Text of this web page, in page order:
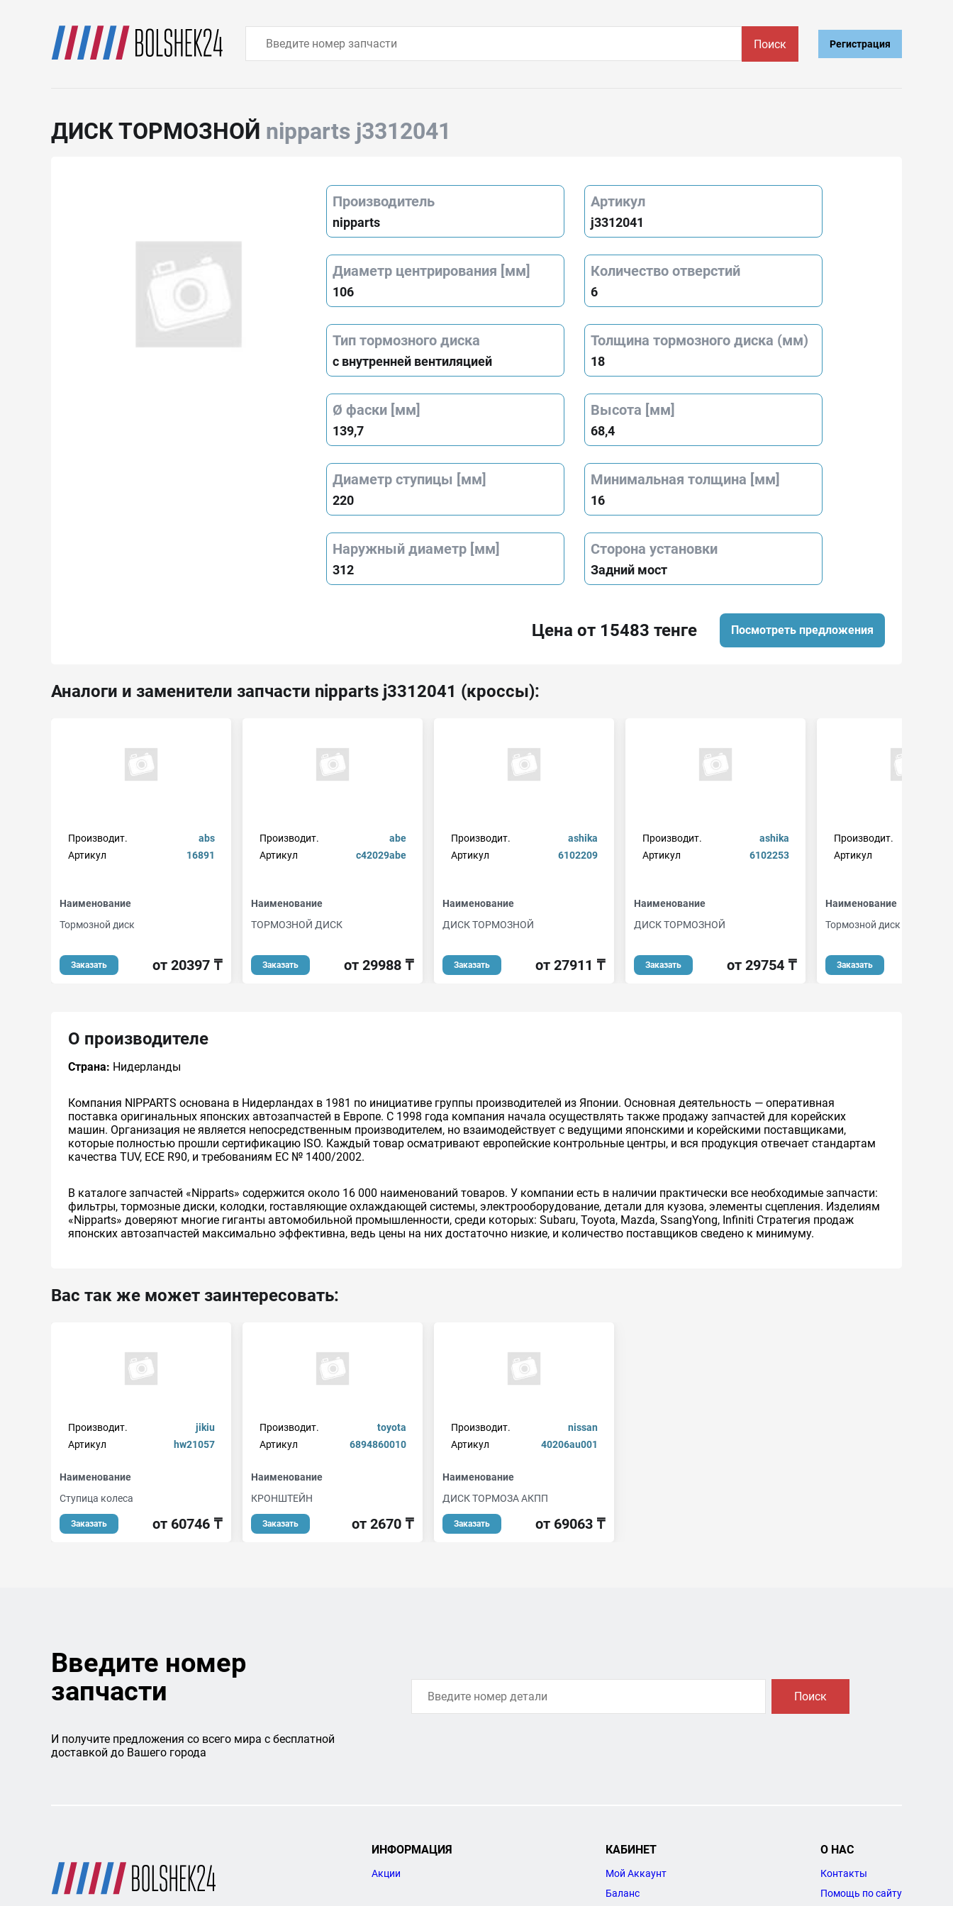
Поиск Регистрация
ДИСК ТОРМОЗНОЙ nipparts j3312041
Производитель
nipparts
Артикул
j3312041
Диаметр центрирования [мм]
106
Количество отверстий
6
Тип тормозного диска
с внутренней вентиляцией
Толщина тормозного диска (мм)
18
Ø фаски [мм]
139,7
Высота [мм]
68,4
Диаметр ступицы [мм]
220
Минимальная толщина [мм]
16
Наружный диаметр [мм]
312
Сторона установки
Задний мост
Цена от 15483 тенге Посмотреть предложения
Аналоги и заменители запчасти nipparts j3312041 (кроссы):
Производит.
abs
Артикул
16891
Наименование
Тормозной диск
Заказать от 20397 ₸
Производит.
abe
Артикул
c42029abe
Наименование
ТОРМОЗНОЙ ДИСК
Заказать от 29988 ₸
Производит.
ashika
Артикул
6102209
Наименование
ДИСК ТОРМОЗНОЙ
Заказать от 27911 ₸
Производит.
ashika
Артикул
6102253
Наименование
ДИСК ТОРМОЗНОЙ
Заказать от 29754 ₸
Производит.
Артикул
Наименование
Тормозной диск задний
Заказать
О производителе
Страна: Нидерланды
Компания NIPPARTS основана в Нидерландах в 1981 по инициативе группы производителей из Японии. Основная деятельность — оперативная
поставка оригинальных японских автозапчастей в Европе. С 1998 года компания начала осуществлять также продажу запчастей для корейских
машин. Организация не является непосредственным производителем, но взаимодействует с ведущими японскими и корейскими поставщиками,
которые полностью прошли сертификацию ISO. Каждый товар осматривают европейские контрольные центры, и вся продукция отвечает стандартам
качества TUV, ECE R90, и требованиям EC № 1400/2002.
В каталоге запчастей «Nipparts» содержится около 16 000 наименований товаров. У компании есть в наличии практически все необходимые запчасти:
фильтры, тормозные диски, колодки, rоставляющие охлаждающей системы, электрооборудование, детали для кузова, элементы сцепления. Изделиям
«Nipparts» доверяют многие гиганты автомобильной промышленности, среди которых: Subaru, Toyota, Mazda, SsangYong, Infiniti Стратегия продаж
японских автозапчастей максимально эффективна, ведь цены на них достаточно низкие, и количество поставщиков сведено к минимуму.
Вас так же может заинтересовать:
Производит.
jikiu
Артикул
hw21057
Наименование
Ступица колеса
Заказать от 60746 ₸
Производит.
toyota
Артикул
6894860010
Наименование
КРОНШТЕЙН
Заказать от 2670 ₸
Производит.
nissan
Артикул
40206au001
Наименование
ДИСК ТОРМОЗА АКПП
Заказать от 69063 ₸
Введите номер
запчасти
И получите предложения со всего мира с бесплатной
доставкой до Вашего города
Поиск
ИНФОРМАЦИЯ
Акции
КАБИНЕТ
Мой Аккаунт
Баланс
О НАС
Контакты
Помощь по сайту